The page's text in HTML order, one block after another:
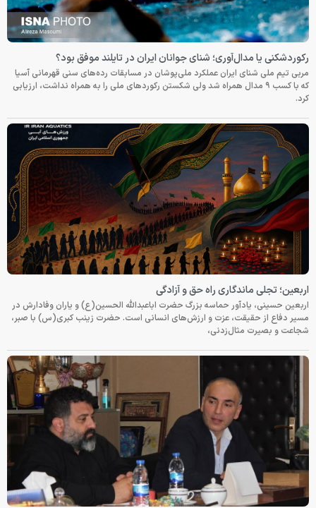
رکوردشکنی یا مدال‌آوری؛ شنای جوانان ایران در تایلند موفق بود؟
مربی تیم ملی شنای ایران عملکرد ملی‌پوشان در مسابقات رده‌های سنی قهرمانی آسیا
که با کسب ۹ مدال همراه شد ولی شکستن رکوردهای ملی را به همراه نداشت، ارزیابی
کرد.
اربعین؛ تجلی ماندگاری راه حق و آزادگی
اربعین حسینی، یادآور حماسه بزرگ حضرت اباعبدالله الحسین(ع) و یاران وفادارش در
مسیر دفاع از حقیقت، عزت و ارزش‌های انسانی است. حضرت زینب کبری(س) با صبر،
شجاعت و بصیرت مثال‌زدنی،